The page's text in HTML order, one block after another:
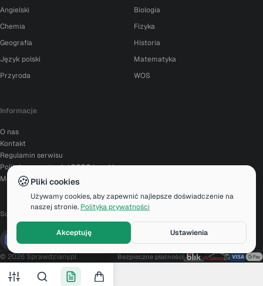
Angielski
Biologia
Chemia
Fizyka
Geografia
Historia
Język polski
Matematyka
Przyroda
WOS
Informacje
O nas
Kontakt
Regulamin serwisu
Polityka prywatności RODO i cookies
Moje konto
Social Media
© 2026 Sprawdziany.pl Bezpieczne płatności
🍪 Pliki cookies
Używamy cookies, aby zapewnić najlepsze doświadczenie na
naszej stronie. Polityka prywatności
Akceptuję Ustawienia